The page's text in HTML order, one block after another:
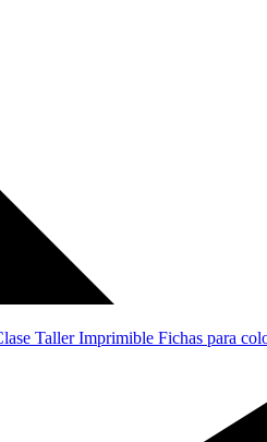
TallerImprimible Fichas para